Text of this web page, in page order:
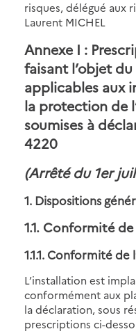
risques, délégué aux
Laurent MICHEL
Annexe I :
faisant l’objet
applicables aux
la protection de
soumises à
4220
(Arrêté du 1er
1. Dispositions
1.1. Conformité
1.1.1. Conformité
L’installation est
conformément aux
la déclaration, sous
prescriptions ci-